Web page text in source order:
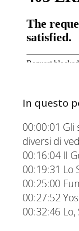
In questo
00:00:01
diversi di
00:16:04 Il
00:19:31 Lo
00:25:00
00:27:52
00:32:46